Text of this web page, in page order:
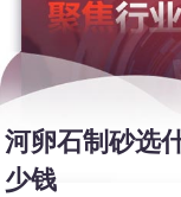
河卵石制砂选
少钱